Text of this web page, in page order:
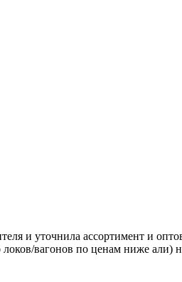
и уточнила ассортимент и
вагонов по ценам ниже али)